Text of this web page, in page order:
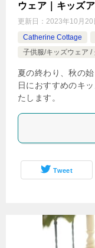
ウェア｜キッズ
更新日： 2023年10月20
Catherine Cottage
子供服/キッズウェア /
夏の終わり、秋の
日におすすめのキ
たします。
Tweet